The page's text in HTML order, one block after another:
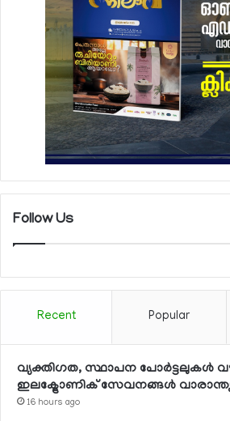
Follow Us
Recent Popular
വ്യക്തിഗത, സ്ഥാപന പോര്‍ട്ടലുകള്‍
ഇലക്ട്രോണിക് സേവനങ്ങള്‍
16 hours ago